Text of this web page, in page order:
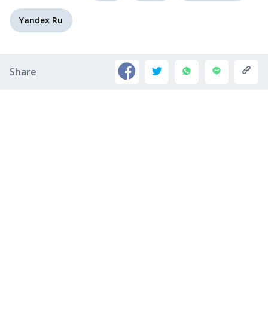
Yandex Ru
Share